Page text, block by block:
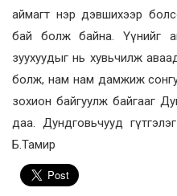
аймагт нэр дэвшихээр
бай болж байна. Үүнийг
зуухуудыг нь хувьчилж аваад
болж, нам нам дамжиж
зохион байгуулж байгааг
даа. Дундговьчууд
Б.Тамир